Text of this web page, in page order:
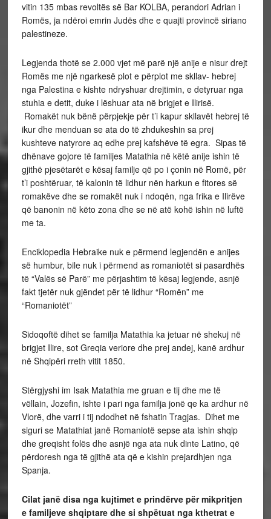
vitin 135 mbas revoltës së Bar KOLBA, perandori Adrian i
Romës, ja ndëroi emrin Judës dhe e quajti provincë siriano
palestineze.
Legjenda thotë se 2.000 vjet më parë një anije e nisur drejt
Romës me një ngarkesë plot e përplot me skllav- hebrej
nga Palestina e kishte ndryshuar drejtimin, e detyruar nga
stuhia e detit, duke i lëshuar ata në brigjet e Ilirisë.
Romakët nuk bënë përpjekje për t’i kapur skllavët hebrej të
ikur dhe menduan se ata do të zhdukeshin sa prej
kushteve natyrore aq edhe prej kafshëve të egra. Sipas të
dhënave gojore të familjes Matathia në këtë anije ishin të
gjithë pjesëtarët e kësaj familje që po i çonin në Romë, për
t’i poshtëruar, të kalonin të lidhur nën harkun e fitores së
romakëve dhe se romakët nuk i ndoqën, nga frika e Ilirëve
që banonin në këto zona dhe se në atë kohë ishin në luftë
me ta.
Enciklopedia Hebraike nuk e përmend legjendën e anijes
së humbur, bile nuk i përmend as romaniotët si pasardhës
të “Valës së Parë” me përjashtim të kësaj legjende, asnjë
fakt tjetër nuk gjëndet për të lidhur “Romën” me
“Romaniotët”
Sidoqoftë dihet se familja Matathia ka jetuar në shekuj në
brigjet Ilire, sot Greqia veriore dhe prej andej, kanë ardhur
në Shqipëri rreth vitit 1850.
Stërgjyshi im Isak Matathia me gruan e tij dhe me të
vëllain, Jozefin, ishte i pari nga familja jonë qe ka ardhur në
Vlorë, dhe varri i tij ndodhet në fshatin Tragjas. Dihet me
siguri se Matathiat janë Romaniotë sepse ata ishin shqip
dhe greqisht folës dhe asnjë nga ata nuk dinte Latino, që
përdoresh nga të gjithë ata që e kishin prejardhjen nga
Spanja.
Cilat janë disa nga kujtimet e prindërve për mikpritjen
e familjeve shqiptare dhe si shpëtuat nga kthetrat e